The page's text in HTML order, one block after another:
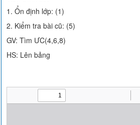
1. Ổn định lớp: (1)
2. Kiểm tra bài cũ: (5)
GV: Tìm ƯC(4,6,8)
HS: Lên bảng